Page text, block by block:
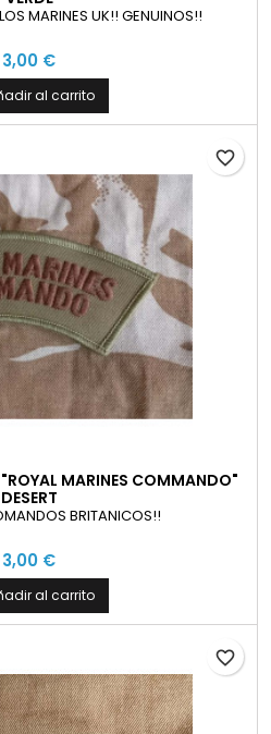
MARINES UK!! GENUINOS!!
3,00 €
al carrito
MARINES COMMANDO"
DESERT
BRITANICOS!!
3,00 €
al carrito
favorite_border
favorite_border